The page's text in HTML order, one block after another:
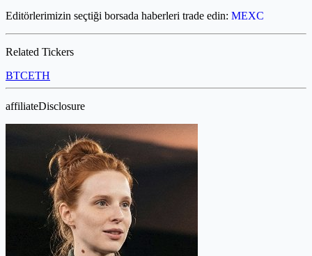
Editörlerimizin seçtiği borsada haberleri trade edin: MEXC
Related Tickers
BTCETH
affiliateDisclosure